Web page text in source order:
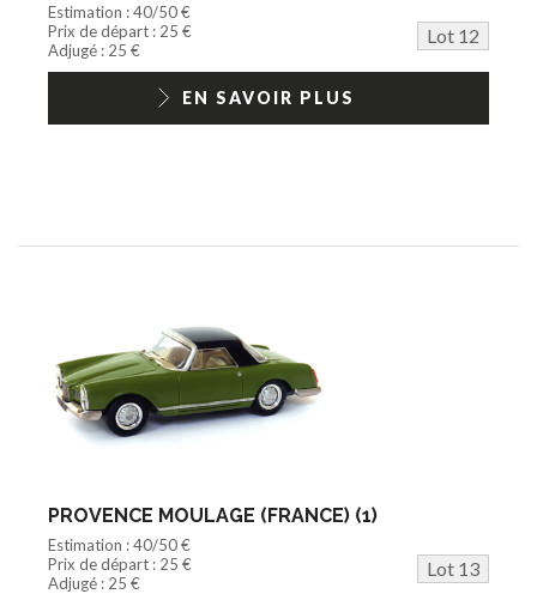
Estimation : 40/50 €
Prix de départ : 25 €
Lot 12
Adjugé : 25 €
EN SAVOIR PLUS
PROVENCE MOULAGE (FRANCE) (1)
Estimation : 40/50 €
Prix de départ : 25 €
Lot 13
Adjugé : 25 €